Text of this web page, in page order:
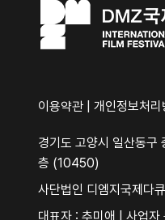
이용약관 개인정보처리
경기도 고양시 일산동
층 (10450)
사단법인 디엠지국제다
대표자 : 추미애 | 사업